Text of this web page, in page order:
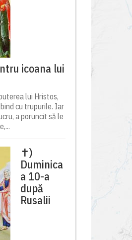
icoana lui
lui Hristos,
cu trupurile. Iar
a poruncit să le
✝)
Duminica
a 10-a
după
Rusalii